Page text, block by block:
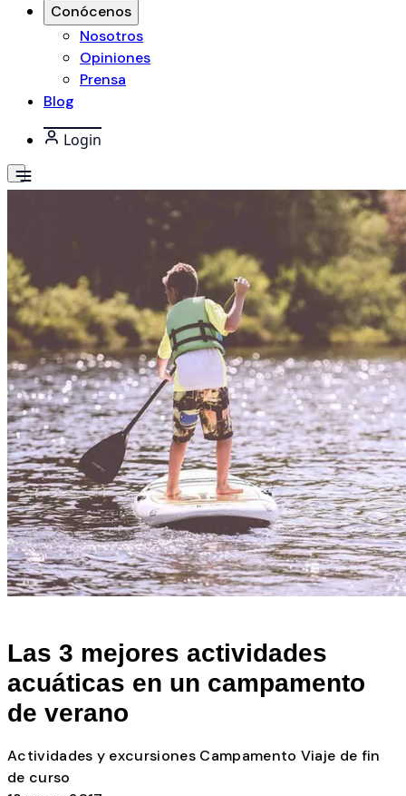
Conócenos
Nosotros
Opiniones
Prensa
Blog
Login
Las 3 mejores actividades
acuáticas en un campamento
de verano
Actividades y excursiones Campamento Viaje de fin
de curso